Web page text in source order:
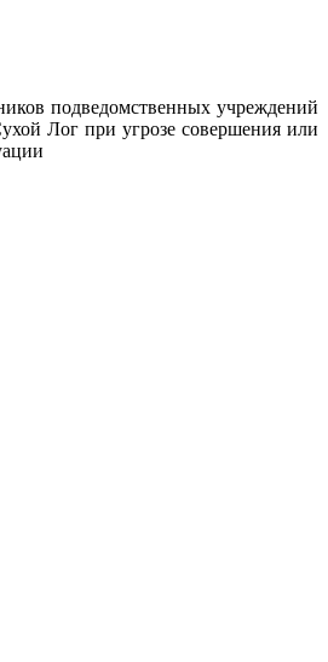
подведомственных учреждений
Лог при угрозе совершения или